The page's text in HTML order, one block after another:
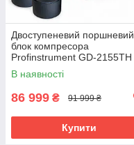
Двоступеневий поршневий
блок компресора
Profinstrument GD-2155ТH
(3194 л/хв, 10 Атм)
В наявності
86 999 ₴ 91 999 ₴
Купити